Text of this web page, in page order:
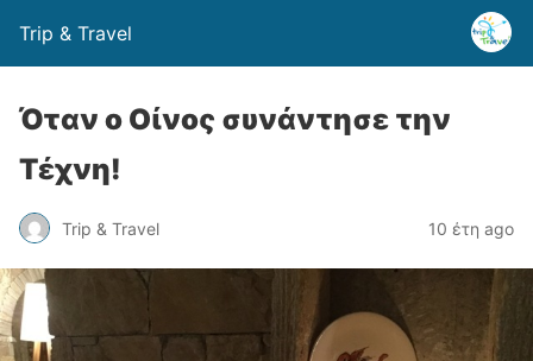
Trip & Travel
Όταν ο Οίνος συνάντησε την
Τέχνη!
Trip & Travel 10 έτη ago